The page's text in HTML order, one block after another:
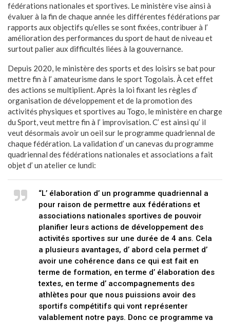
fédérations nationales et sportives. Le ministère vise ainsi à
évaluer à la fin de chaque année les différentes fédérations par
rapports aux objectifs qu’elles se sont fixées, contribuer à l’
amélioration des performances du sport de haut de niveau et
surtout palier aux difficultés liées à la gouvernance.
Depuis 2020, le ministère des sports et des loisirs se bat pour
mettre fin à l’ amateurisme dans le sport Togolais. À cet effet
des actions se multiplient. Après la loi fixant les règles d’
organisation de développement et de la promotion des
activités physiques et sportives au Togo, le ministère en charge
du Sport, veut mettre fin à l’ improvisation. C’ est ainsi qu’ il
veut désormais avoir un oeil sur le programme quadriennal de
chaque fédération. La validation d’ un canevas du programme
quadriennal des fédérations nationales et associations a fait
objet d’ un atelier ce lundi:
“L’ élaboration d’ un programme quadriennal a
pour raison de permettre aux fédérations et
associations nationales sportives de pouvoir
planifier leurs actions de développement des
activités sportives sur une durée de 4 ans. Cela
a plusieurs avantages, d’ abord cela permet d’
avoir une cohérence dans ce qui est fait en
terme de formation, en terme d’ élaboration des
textes, en terme d’ accompagnements des
athlètes pour que nous puissions avoir des
sportifs compétitifs qui vont représenter
valablement notre pays. Donc ce programme va